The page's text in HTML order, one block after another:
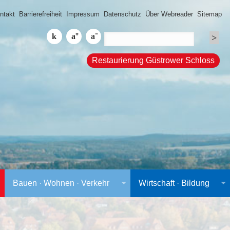
Barrierefreiheit Impressum Datenschutz Über Webreader Sitemap
Restaurierung Güstrower Schloss
Bauen · Wohnen · Verkehr Wirtschaft · Bildung